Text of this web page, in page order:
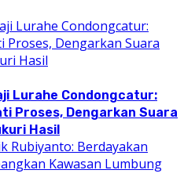
Lurahe Condongcatur:
Proses, Dengarkan Suara
Hasil